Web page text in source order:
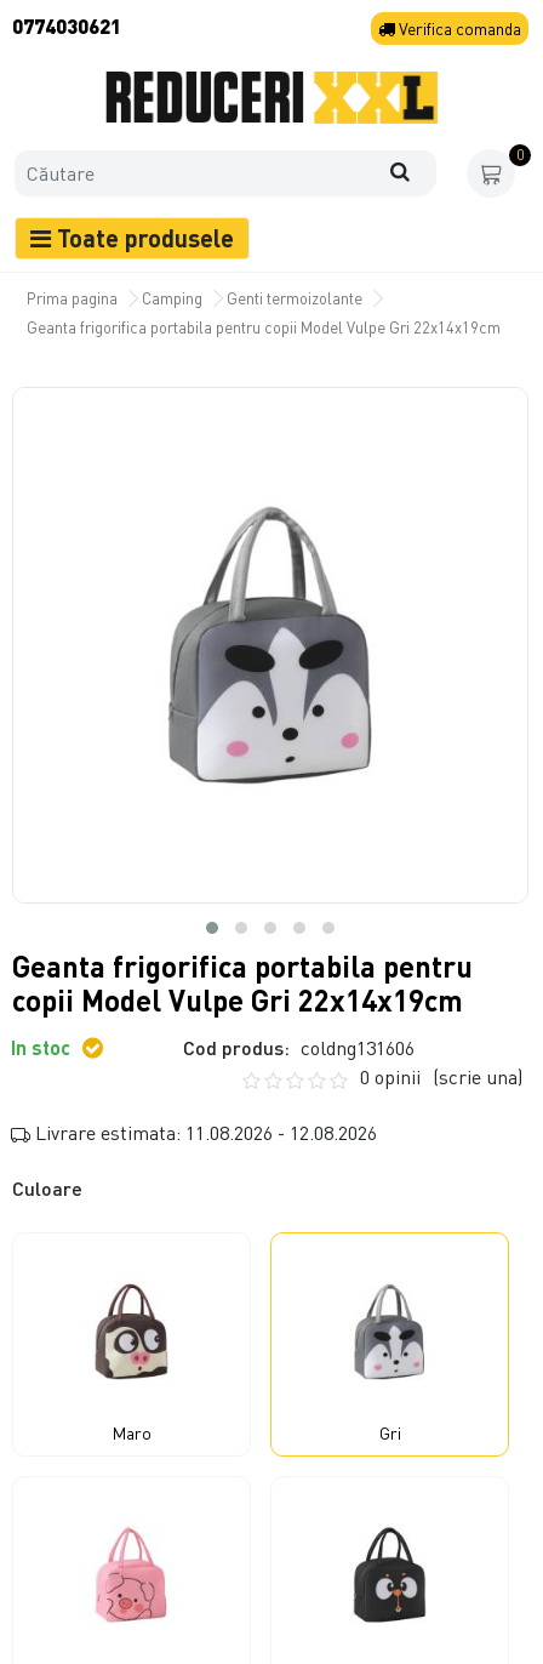
0774030621 Verifica comanda
0
Toate produsele
Prima pagina Camping
Genti termoizolante
Geanta frigorifica portabila pentru copii Model Vulpe Gri 22x14x19cm
Geanta frigorifica portabila pentru
copii Model Vulpe Gri 22x14x19cm
In stoc Cod produs: coldng131606
0 opinii (scrie una)
Livrare estimata: 11.08.2026 - 12.08.2026
Culoare
Maro Gri